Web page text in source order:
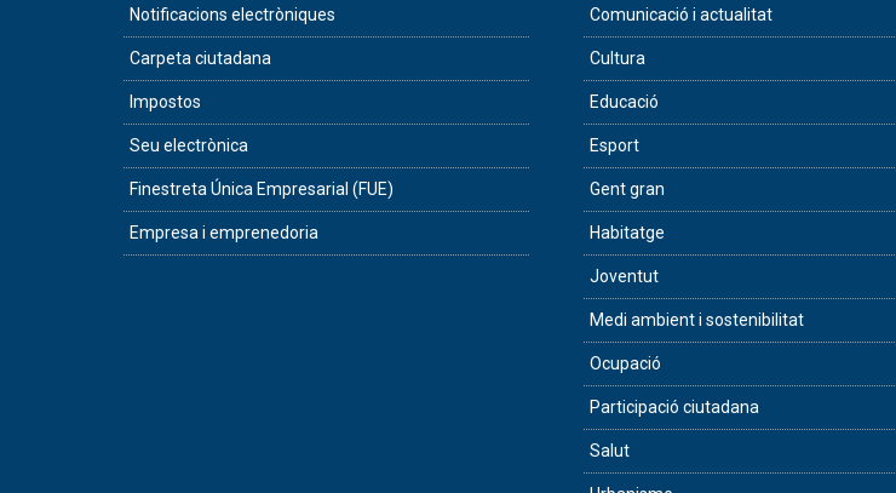
Notificacions electròniques
Carpeta ciutadana
Impostos
Seu electrònica
Finestreta Única Empresarial (FUE)
Empresa i emprenedoria
Comunicació i actualitat
Cultura
Educació
Esport
Gent gran
Habitatge
Joventut
Medi ambient i sostenibilitat
Ocupació
Participació ciutadana
Salut